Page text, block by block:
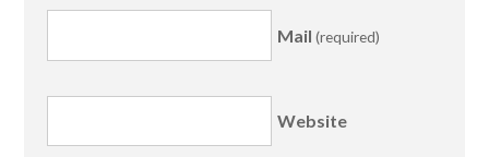
Mail (required)
Website